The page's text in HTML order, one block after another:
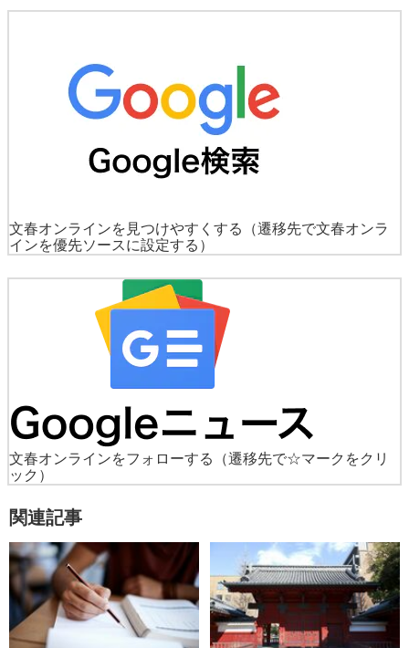
文春オンラインを見つけやすくする
（遷移先で文春オンラ
インを優先ソースに設定する）
文春オンラインをフォローする
（遷移先で☆マークをクリ
ック）
関連記事